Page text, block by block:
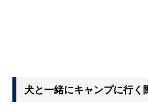
犬と一緒にキャンプに行く